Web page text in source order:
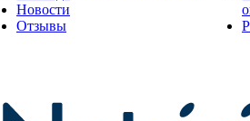
Новости
Отзывы